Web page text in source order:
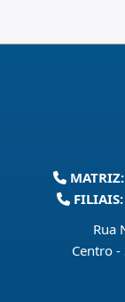
FILIAIS:
Rua
Centro -